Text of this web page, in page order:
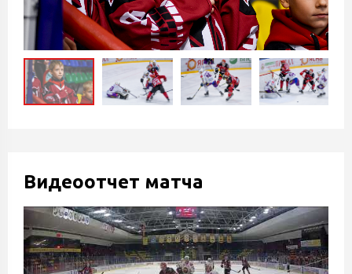
Видеоотчет матча